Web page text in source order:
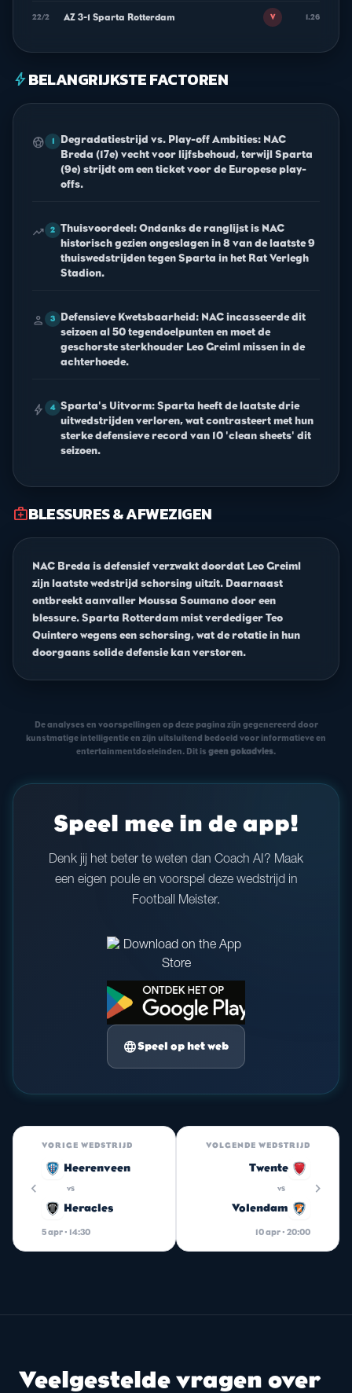
22/2 AZ 3-1 Sparta Rotterdam V 1.26
boltBELANGRIJKSTE FACTOREN
sports_soccer 1
Degradatiestrijd vs. Play-off Ambities: NAC
Breda (17e) vecht voor lijfsbehoud, terwijl Sparta
(9e) strijdt om een ticket voor de Europese play-
offs.
trending_up 2
Thuisvoordeel: Ondanks de ranglijst is NAC
historisch gezien ongeslagen in 8 van de laatste 9
thuiswedstrijden tegen Sparta in het Rat Verlegh
Stadion.
person 3
Defensieve Kwetsbaarheid: NAC incasseerde dit
seizoen al 50 tegendoelpunten en moet de
geschorste sterkhouder Leo Greiml missen in de
achterhoede.
bolt 4
Sparta's Uitvorm: Sparta heeft de laatste drie
uitwedstrijden verloren, wat contrasteert met hun
sterke defensieve record van 10 'clean sheets' dit
seizoen.
medical_servicesBLESSURES & AFWEZIGEN
NAC Breda is defensief verzwakt doordat Leo Greiml
zijn laatste wedstrijd schorsing uitzit. Daarnaast
ontbreekt aanvaller Moussa Soumano door een
blessure. Sparta Rotterdam mist verdediger Teo
Quintero wegens een schorsing, wat de rotatie in hun
doorgaans solide defensie kan verstoren.
De analyses en voorspellingen op deze pagina zijn gegenereerd door
kunstmatige intelligentie en zijn uitsluitend bedoeld voor informatieve en
entertainmentdoeleinden. Dit is geen gokadvies.
Speel mee in de app!
Denk jij het beter te weten dan Coach AI? Maak
een eigen poule en voorspel deze wedstrijd in
Football Meister.
languageSpeel op het web
chevron_left
VORIGE WEDSTRIJD
Heerenveen
vs
Heracles
5 apr · 14:30
VOLGENDE WEDSTRIJD
Twente
vs
Volendam
10 apr · 20:00
chevron_right
Veelgestelde vragen over